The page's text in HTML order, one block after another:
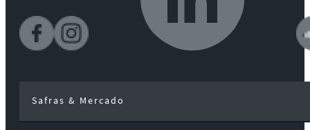
Safras & Mercado